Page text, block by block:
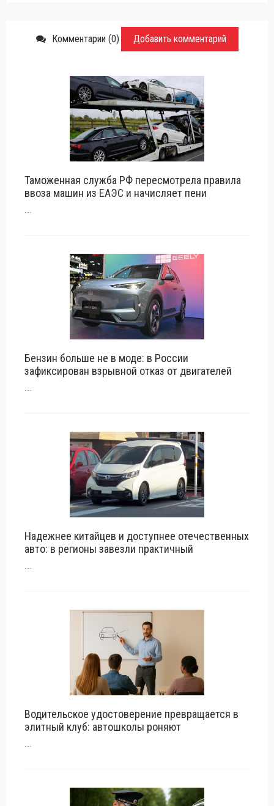
Комментарии (0) Добавить комментарий
Таможенная служба РФ пересмотрела правила
ввоза машин из ЕАЭС и начисляет пени
...
Бензин больше не в моде: в России
зафиксирован взрывной отказ от двигателей
...
Надежнее китайцев и доступнее отечественных
авто: в регионы завезли практичный
...
Водительское удостоверение превращается в
элитный клуб: автошколы роняют
...